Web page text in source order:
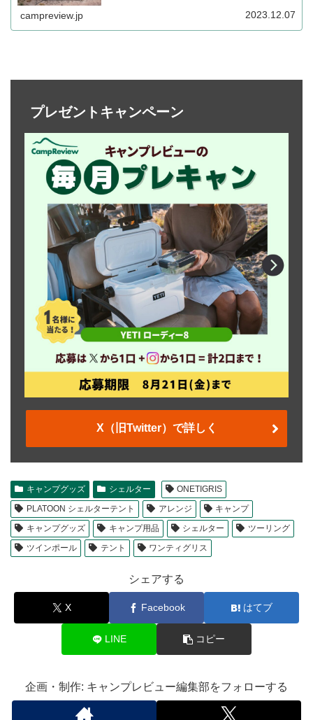
突穴も搭載されています。詳細をレビューします。
campreview.jp 2023.12.07
プレゼントキャンペーン
X（旧Twitter）で詳しく
キャンプグッズ シェルター
ONETIGRIS
PLATOON シェルターテント
アレンジ
キャンプ
キャンプグッズ
キャンプ用品 シェルター
ツーリング
ツインポール
テント ワンティグリス
シェアする
X Facebook はてブ
LINE コピー
企画・制作: キャンプレビュー編集部をフォローする